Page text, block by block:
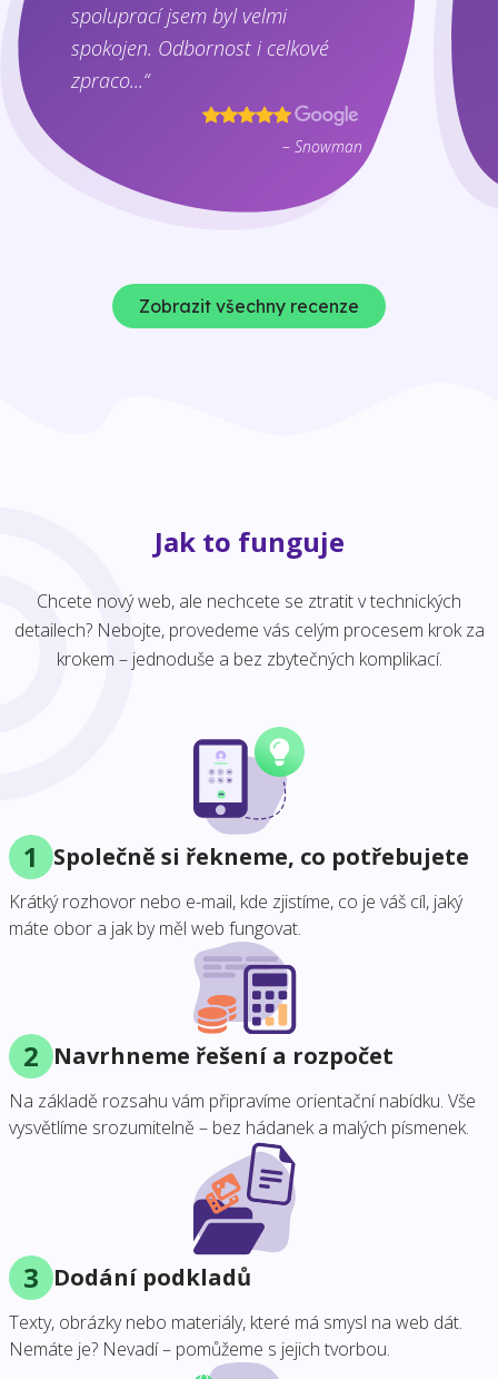
spoluprací jsem byl velmi
spokojen. Odbornost i celkové
zpraco...“
– Snowman
Zobrazit všechny recenze
Jak to funguje
Chcete nový web, ale nechcete se ztratit v technických
detailech? Nebojte, provedeme vás celým procesem krok za
krokem – jednoduše a bez zbytečných komplikací.
1 Společně si řekneme, co potřebujete
Krátký rozhovor nebo e-mail, kde zjistíme, co je váš cíl, jaký
máte obor a jak by měl web fungovat.
2 Navrhneme řešení a rozpočet
Na základě rozsahu vám připravíme orientační nabídku. Vše
vysvětlíme srozumitelně – bez hádanek a malých písmenek.
3 Dodání podkladů
Texty, obrázky nebo materiály, které má smysl na web dát.
Nemáte je? Nevadí – pomůžeme s jejich tvorbou.